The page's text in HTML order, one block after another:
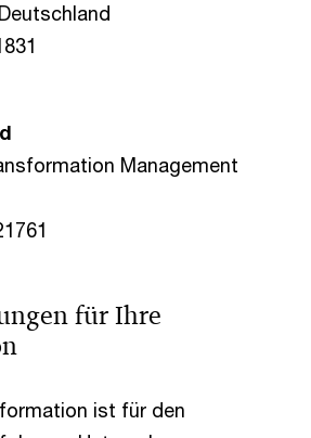
Management
für Ihre
ist für den